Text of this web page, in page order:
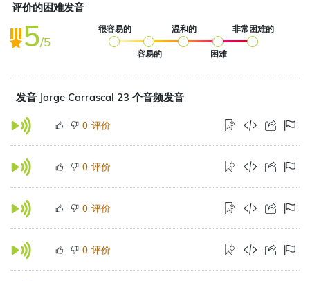
评价的困难发音
5/5
很容易的
容易的
温和的
困难
非常困难的
发音 Jorge Carrascal 23 个音频发音
0 评价
0 评价
0 评价
0 评价